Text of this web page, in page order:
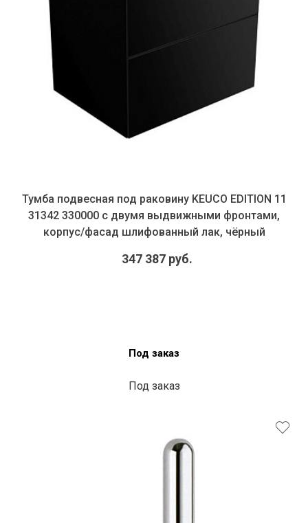
Тумба подвесная под раковину KEUCO EDITION 11
31342 330000 с двумя выдвижными фронтами,
корпус/фасад шлифованный лак, чёрный
347 387 руб.
Под заказ
Под заказ